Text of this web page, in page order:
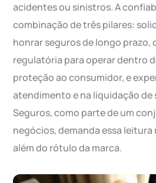
acidentes ou sinistros. A
combinação de três pilares:
honrar seguros de longo prazo,
regulatória para operar dentro
proteção ao consumidor, e
atendimento e na liquidação de
Seguros, como parte de um
negócios, demanda essa
além do rótulo da marca.